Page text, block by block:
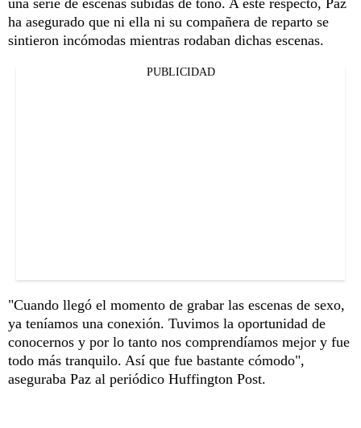
ha asegurado que ni ella ni su compañera de reparto se
sintieron incómodas mientras rodaban dichas escenas.
PUBLICIDAD
"Cuando llegó el momento de grabar las escenas de sexo,
ya teníamos una conexión. Tuvimos la oportunidad de
conocernos y por lo tanto nos comprendíamos mejor y fue
todo más tranquilo. Así que fue bastante cómodo",
aseguraba Paz al periódico Huffington Post.